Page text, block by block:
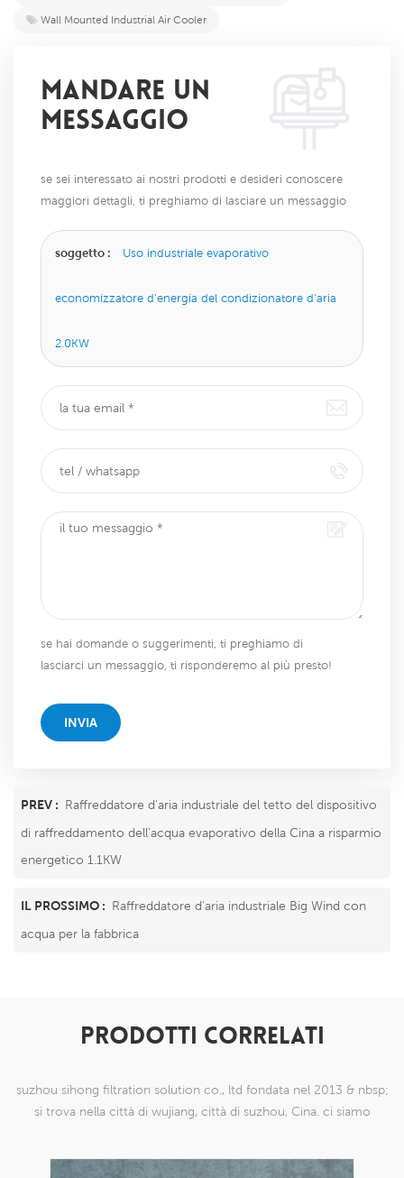
Wall Mounted Industrial Air Cooler
MANDARE UN
MESSAGGIO
se sei interessato ai nostri prodotti e desideri conoscere
maggiori dettagli, ti preghiamo di lasciare un messaggio
soggetto : Uso industriale evaporativo
economizzatore d'energia del condizionatore d'aria
2.0KW
se hai domande o suggerimenti, ti preghiamo di
lasciarci un messaggio, ti risponderemo al più presto!
INVIA
PREV : Raffreddatore d'aria industriale del tetto del dispositivo
di raffreddamento dell'acqua evaporativo della Cina a risparmio
energetico 1.1KW
IL PROSSIMO : Raffreddatore d'aria industriale Big Wind con
acqua per la fabbrica
PRODOTTI CORRELATI
suzhou sihong filtration solution co., ltd fondata nel 2013 & nbsp;
si trova nella città di wujiang, città di suzhou, Cina. ci siamo